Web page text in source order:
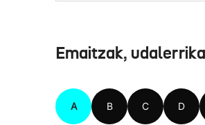
Emaitzak,
A B C D